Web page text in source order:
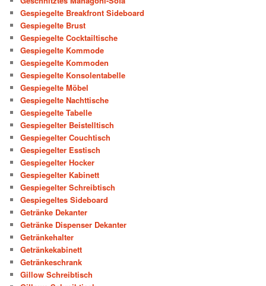
Gespiegelte Breakfront Sideboard
Gespiegelte Brust
Gespiegelte Cocktailtische
Gespiegelte Kommode
Gespiegelte Kommoden
Gespiegelte Konsolentabelle
Gespiegelte Möbel
Gespiegelte Nachttische
Gespiegelte Tabelle
Gespiegelter Beistelltisch
Gespiegelter Couchtisch
Gespiegelter Esstisch
Gespiegelter Hocker
Gespiegelter Kabinett
Gespiegelter Schreibtisch
Gespiegeltes Sideboard
Getränke Dekanter
Getränke Dispenser Dekanter
Getränkehalter
Getränkekabinett
Getränkeschrank
Gillow Schreibtisch